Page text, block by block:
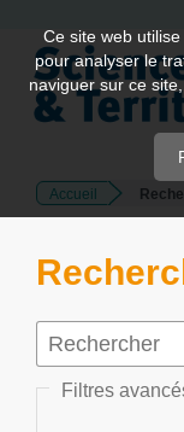
Quick
jump
page
Main
Content
Accueil
Filtres
Ce site web
pour analyser le
naviguer sur ce